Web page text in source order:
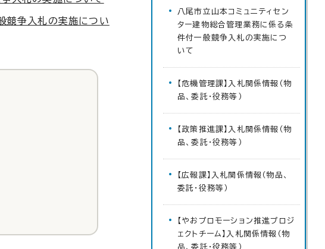
競争入札の実施につい
八尾市立山本コミュニティセン
ター建物総合管理業務に係る条
件付一般競争入札の実施につ
いて
【危機管理課】入札関係情報（物
品、委託・役務等）
【政策推進課】入札関係情報（物
品、委託・役務等）
【広報課】入札関係情報（物品、
委託・役務等）
【やおプロモーション推進プロジ
ェクトチーム】入札関係情報（物
品、委託・役務等）